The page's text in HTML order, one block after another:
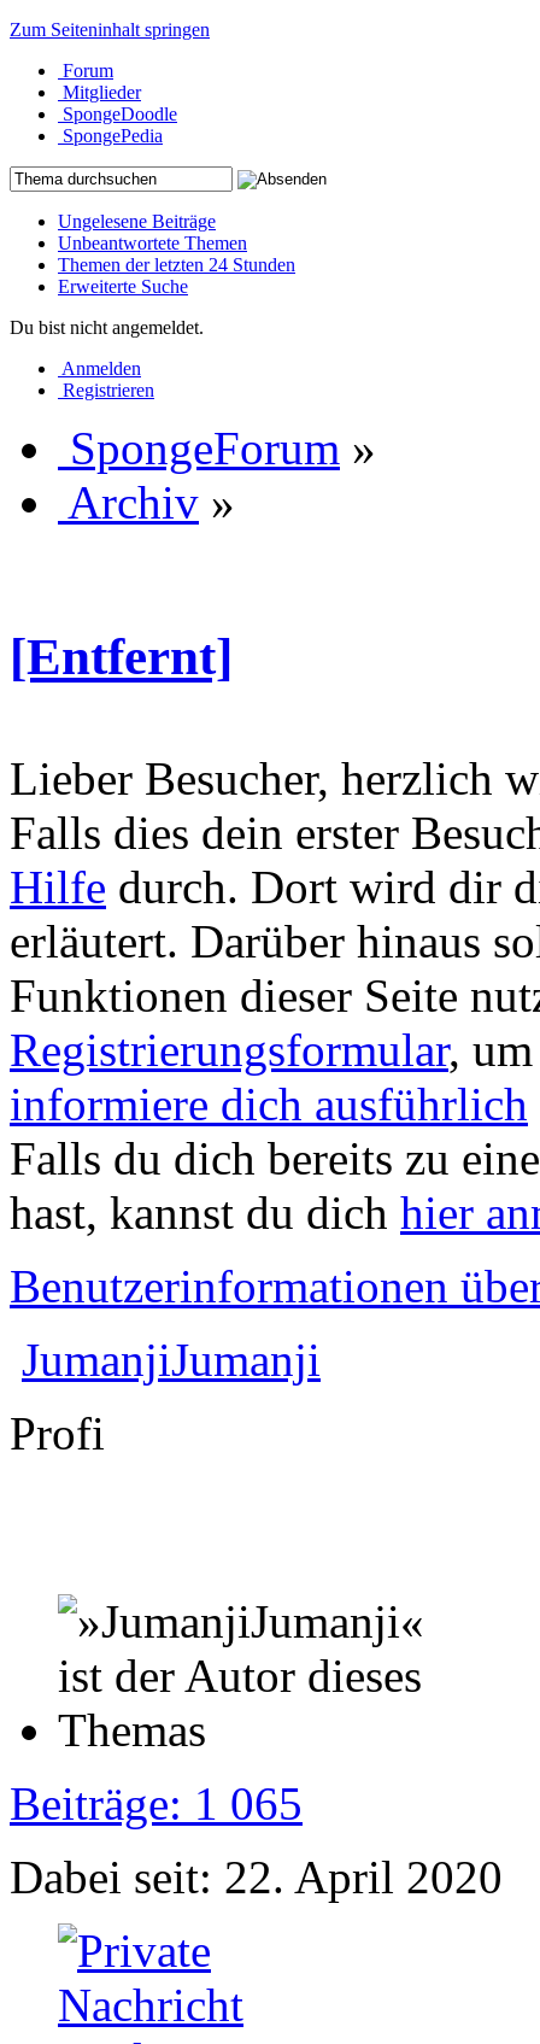
Zum Seiteninhalt springen
Forum
Mitglieder
SpongeDoodle
SpongePedia
Ungelesene Beiträge
Unbeantwortete Themen
Themen der letzten 24 Stunden
Erweiterte Suche
Du bist nicht angemeldet.
Anmelden
Registrieren
SpongeForum »
Archiv »
[Entfernt]
Lieber Besucher, herzlich
Falls dies dein erster
Hilfe durch. Dort wird dir
erläutert. Darüber hinaus
Funktionen dieser Seite
Registrierungsformular,
informiere dich ausführlich
Falls du dich bereits zu
hast, kannst du dich hier
Benutzerinformationen
JumanjiJumanji
Profi
Beiträge: 1 065
Dabei seit: 22. April 2020